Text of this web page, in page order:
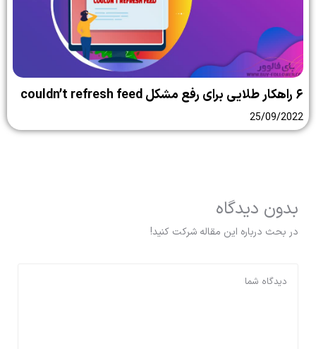
۶ راهکار طلایی برای رفع مشکل couldn’t refresh feed
25/09/2022
بدون دیدگاه
در بحث درباره این مقاله شرکت کنید!